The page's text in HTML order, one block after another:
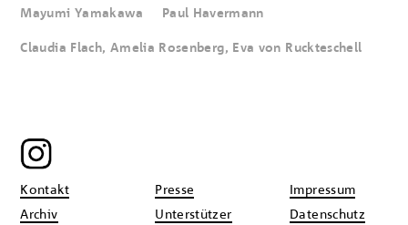
Mayumi Yamakawa Paul Havermann
Claudia Flach, Amelia Rosenberg, Eva von Ruckteschell
Kontakt
Archiv
Presse
Unterstützer
Impressum
Datenschutz